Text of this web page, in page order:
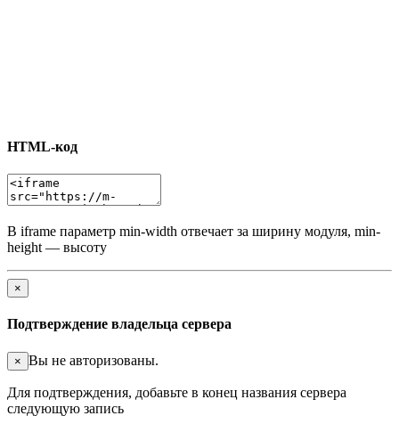
HTML-код
В iframe параметр min-width отвечает за ширину модуля, min-
height — высоту
×
Подтверждение владельца сервера
× Вы не авторизованы.
Для подтверждения, добавьте в конец названия сервера
следующую запись